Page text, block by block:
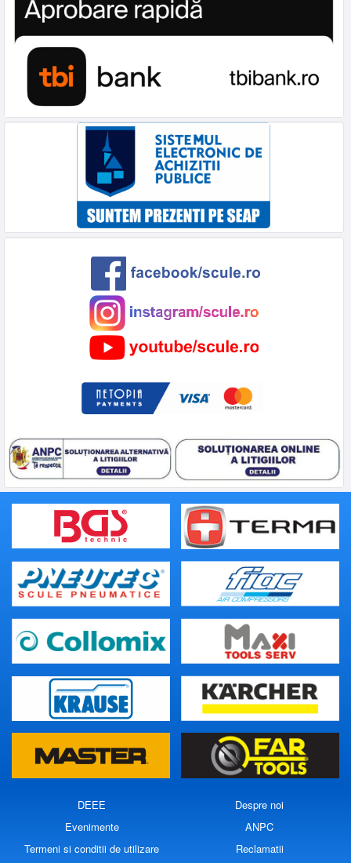
DEEE
Despre noi
Evenimente
ANPC
Termeni si conditii de utilizare
Reclamatii